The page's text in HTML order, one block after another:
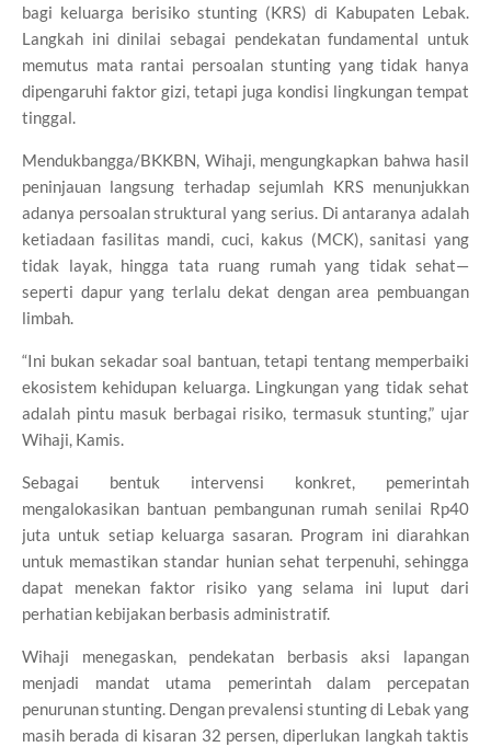
bagi keluarga berisiko stunting (KRS) di Kabupaten Lebak.
Langkah ini dinilai sebagai pendekatan fundamental untuk
memutus mata rantai persoalan stunting yang tidak hanya
dipengaruhi faktor gizi, tetapi juga kondisi lingkungan tempat
tinggal.
Mendukbangga/BKKBN, Wihaji, mengungkapkan bahwa hasil
peninjauan langsung terhadap sejumlah KRS menunjukkan
adanya persoalan struktural yang serius. Di antaranya adalah
ketiadaan fasilitas mandi, cuci, kakus (MCK), sanitasi yang
tidak layak, hingga tata ruang rumah yang tidak sehat—
seperti dapur yang terlalu dekat dengan area pembuangan
limbah.
“Ini bukan sekadar soal bantuan, tetapi tentang memperbaiki
ekosistem kehidupan keluarga. Lingkungan yang tidak sehat
adalah pintu masuk berbagai risiko, termasuk stunting,” ujar
Wihaji, Kamis.
Sebagai bentuk intervensi konkret, pemerintah
mengalokasikan bantuan pembangunan rumah senilai Rp40
juta untuk setiap keluarga sasaran. Program ini diarahkan
untuk memastikan standar hunian sehat terpenuhi, sehingga
dapat menekan faktor risiko yang selama ini luput dari
perhatian kebijakan berbasis administratif.
Wihaji menegaskan, pendekatan berbasis aksi lapangan
menjadi mandat utama pemerintah dalam percepatan
penurunan stunting. Dengan prevalensi stunting di Lebak yang
masih berada di kisaran 32 persen, diperlukan langkah taktis